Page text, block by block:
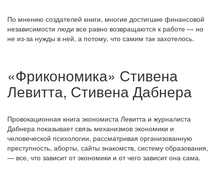
По мнению создателей книги, многие достигшие финансовой
независимости люди все равно возвращаются к работе — но
не из-за нужды в ней, а потому, что самим так захотелось.
«Фрикономика» Стивена
Левитта, Стивена Дабнера
Провокационная книга экономиста Левитта и журналиста
Дабнера показывает связь механизмов экономики и
человеческой психологии, рассматривая организованную
преступность, аборты, сайты знакомств, систему образования,
— все, что зависит от экономики и от чего зависит она сама.